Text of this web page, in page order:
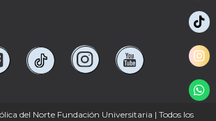
del Norte Fundación Universitaria | Todos los